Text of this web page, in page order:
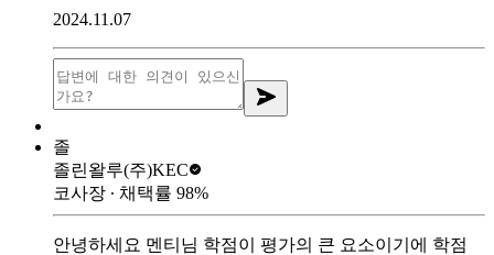
2024.11.07
졸
졸린왈루(주)KEC
코사장 ∙ 채택률 98%
안녕하세요 멘티님 학점이 평가의 큰 요소이기에 학점